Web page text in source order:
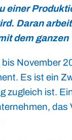
einer
Daran
dem ganzen
November
Es ist ein
zugleich ist.